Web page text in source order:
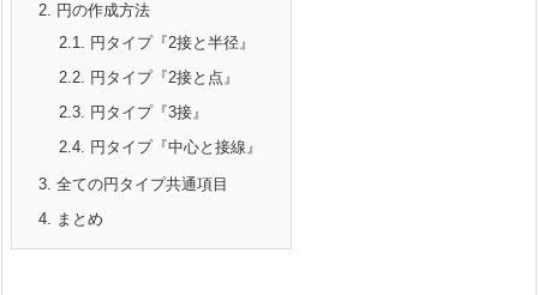
2. 円の作成方法
2.1. 円タイプ『2接と半径』
2.2. 円タイプ『2接と点』
2.3. 円タイプ『3接』
2.4. 円タイプ『中心と接線』
3. 全ての円タイプ共通項目
4. まとめ